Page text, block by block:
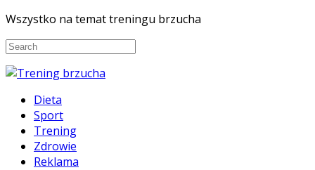
Wszystko na temat treningu brzucha
Dieta
Sport
Trening
Zdrowie
Reklama